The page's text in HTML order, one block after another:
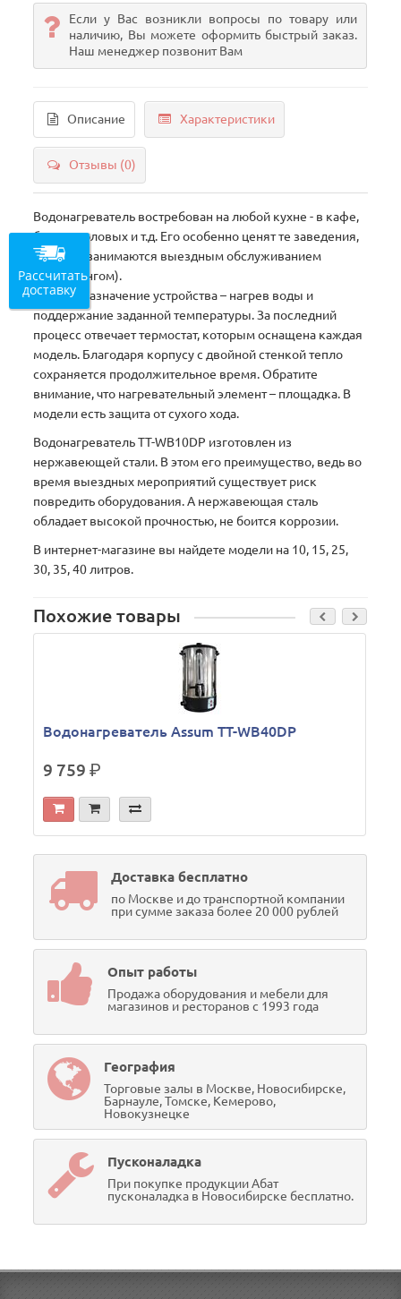
Если у Вас возникли вопросы по товару или
наличию, Вы можете оформить быстрый заказ.
Наш менеджер позвонит Вам
Описание Характеристики
Отзывы (0)
Водонагреватель востребован на любой кухне - в кафе,
барах, столовых и т.д. Его особенно ценят те заведения,
которые занимаются выездным обслуживанием
(кейтерингом).
Главное назначение устройства – нагрев воды и
поддержание заданной температуры. За последний
процесс отвечает термостат, которым оснащена каждая
модель. Благодаря корпусу с двойной стенкой тепло
сохраняется продолжительное время. Обратите
внимание, что нагревательный элемент – площадка. В
модели есть защита от сухого хода.
Водонагреватель TT-WB10DP изготовлен из
нержавеющей стали. В этом его преимущество, ведь во
время выездных мероприятий существует риск
повредить оборудования. А нержавеющая сталь
обладает высокой прочностью, не боится коррозии.
В интернет-магазине вы найдете модели на 10, 15, 25,
30, 35, 40 литров.
Похожие товары
Водонагреватель Assum TT-WB40DP
9 759р.
Доставка бесплатно
по Москве и до транспортной компании
при сумме заказа более 20 000 рублей
Опыт работы
Продажа оборудования и мебели для
магазинов и ресторанов с 1993 года
География
Торговые залы в Москве, Новосибирске,
Барнауле, Томске, Кемерово,
Новокузнецке
Пусконаладка
При покупке продукции Абат
пусконаладка в Новосибирске бесплатно.
Рассчитать
доставку